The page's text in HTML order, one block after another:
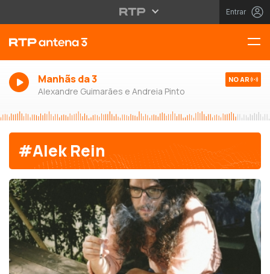
Entrar
Manhãs da 3
Alexandre Guimarães e Andreia Pinto
NO AR
#Alek Rein